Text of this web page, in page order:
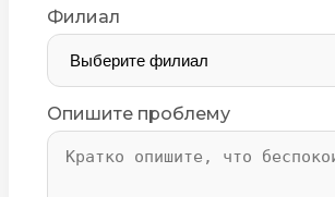
Филиал
Опишите проблему